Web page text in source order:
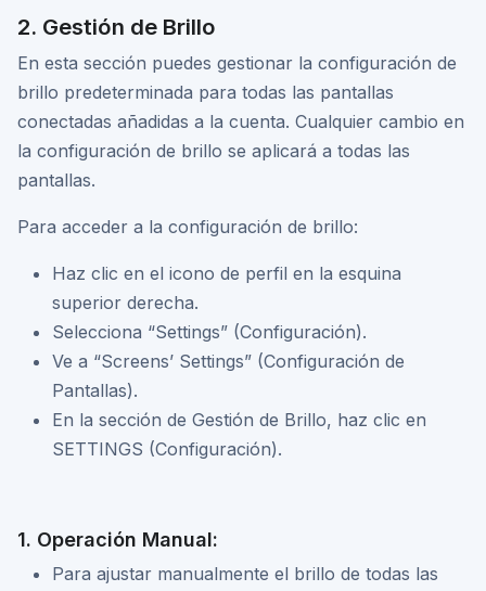
2. Gestión de Brillo
En esta sección puedes gestionar la configuración de
brillo predeterminada para todas las pantallas
conectadas añadidas a la cuenta. Cualquier cambio en
la configuración de brillo se aplicará a todas las
pantallas.
Para acceder a la configuración de brillo:
Haz clic en el icono de perfil en la esquina
superior derecha.
Selecciona “Settings” (Configuración).
Ve a “Screens’ Settings” (Configuración de
Pantallas).
En la sección de Gestión de Brillo, haz clic en
SETTINGS (Configuración).
1. Operación Manual:
Para ajustar manualmente el brillo de todas las